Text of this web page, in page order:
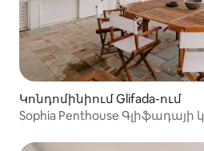
Կոնդոմինիում Glifada-ում
Sophia Penthouse Գլիֆադայի